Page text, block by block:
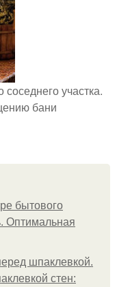
участка.
бани
бытового
Оптимальная
шпаклевкой.
стен: